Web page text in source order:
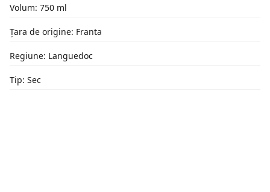
Volum: 750 ml
Țara de origine: Franta
Regiune: Languedoc
Tip: Sec